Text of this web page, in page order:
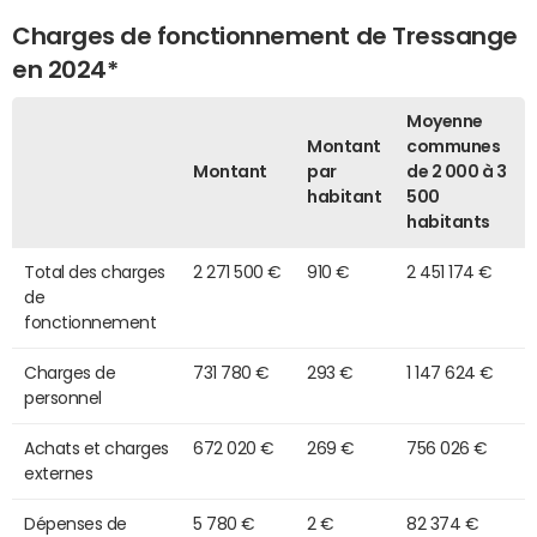
Charges de fonctionnement de Tressange
en 2024*
Montant
Montant
par
habitant
Moyenne
communes
de 2 000 à 3
500
habitants
Total des charges
de
fonctionnement
2 271 500 € 910 € 2 451 174 €
Charges de
personnel
731 780 € 293 € 1 147 624 €
Achats et charges
externes
672 020 € 269 € 756 026 €
Dépenses de 5 780 € 2 € 82 374 €